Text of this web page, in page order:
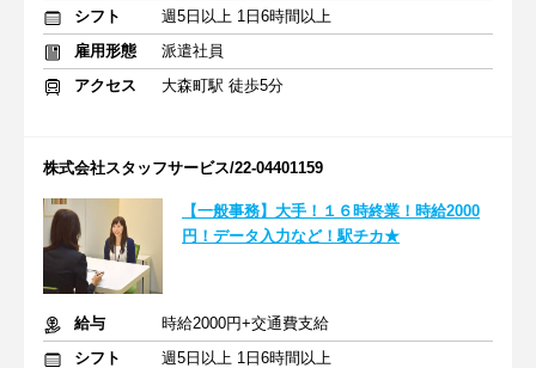
シフト
週5日以上 1日6時間以上
雇用形態
派遣社員
アクセス
大森町駅 徒歩5分
株式会社スタッフサービス/22-04401159
【一般事務】大手！１６時終業！時給2000
円！データ入力など！駅チカ★
給与
時給2000円+交通費支給
シフト
週5日以上 1日6時間以上